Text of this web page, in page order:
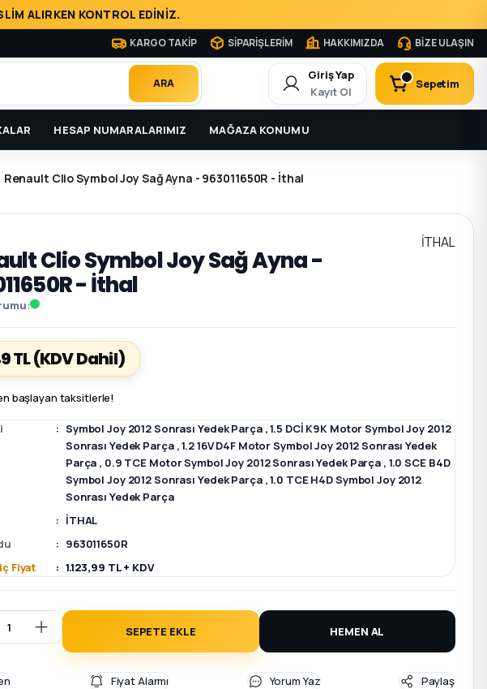
ALIRKEN KONTROL EDİNİZ.
KARGO TAKİP SİPARİŞLERİM HAKKIMIZDA BİZE ULAŞIN
ARA
Giriş Yap
Kayıt Ol
Sepetim
HESAP NUMARALARIMIZ MAĞAZA KONUMU
Renault Clio Symbol Joy Sağ Ayna - 963011650R - İthal
Clio Symbol Joy Sağ Ayna -
- İthal
İTHAL
TL(KDV Dahil)
başlayan taksitlerle!
Symbol Joy 2012 Sonrası Yedek Parça ,1.5 DCİ K9K Motor Symbol Joy 2012
Sonrası Yedek Parça ,1.2 16V D4F Motor Symbol Joy 2012 Sonrası Yedek
Parça , 0.9 TCE Motor Symbol Joy 2012 Sonrası Yedek Parça , 1.0 SCE B4D
Symbol Joy 2012 Sonrası Yedek Parça ,1.0 TCE H4D Symbol Joy 2012
Sonrası Yedek Parça
İTHAL
963011650R
Fiyat
1.123,99 TL + KDV
SEPETE EKLE HEMEN AL
Fiyat Alarmı Yorum Yaz Paylaş